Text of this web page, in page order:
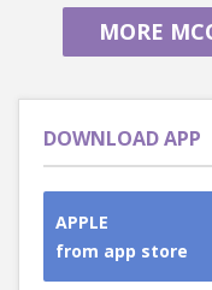
MORE
DOWNLOAD APP
APPLE
from app store